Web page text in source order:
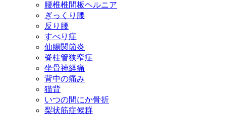
腰椎椎間板ヘルニア
ぎっくり腰
反り腰
すべり症
仙腸関節炎
脊柱管狭窄症
坐骨神経痛
背中の痛み
猫背
いつの間にか骨折
梨状筋症候群